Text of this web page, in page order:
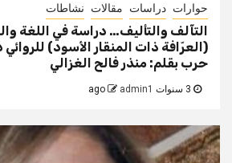
حوارات دراسات مقالات نشاطات
التآلف والتأليف… دراسة في اللغة
(العرّافة ذات المنقار الأسود)
حرب بقلم: منذر فالح الغزالي
admin1